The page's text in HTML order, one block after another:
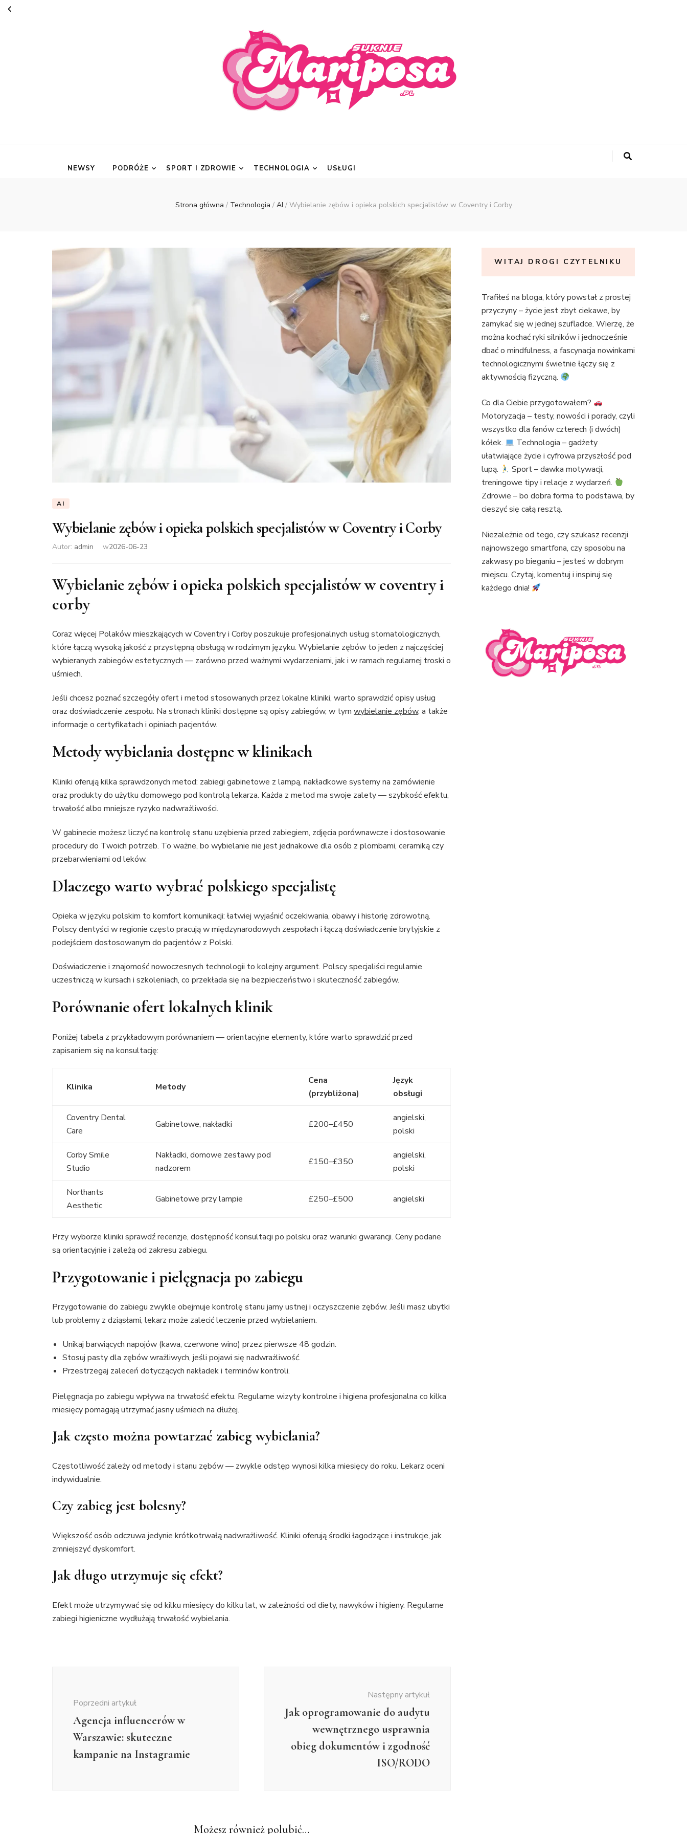
NEWSY PODRÓŻE SPORT I ZDROWIE TECHNOLOGIA USŁUGI
Strona główna / Technologia / AI / Wybielanie zębów i opieka polskich specjalistów w Coventry i Corby
AI
Wybielanie zębów i opieka polskich specjalistów w Coventry i Corby
Autor: admin w2026-06-23
Wybielanie zębów i opieka polskich specjalistów w coventry i
corby
Coraz więcej Polaków mieszkających w Coventry i Corby poszukuje profesjonalnych usług stomatologicznych,
które łączą wysoką jakość z przystępną obsługą w rodzimym języku. Wybielanie zębów to jeden z najczęściej
wybieranych zabiegów estetycznych — zarówno przed ważnymi wydarzeniami, jak i w ramach regularnej troski o
uśmiech.
Jeśli chcesz poznać szczegóły ofert i metod stosowanych przez lokalne kliniki, warto sprawdzić opisy usług
oraz doświadczenie zespołu. Na stronach kliniki dostępne są opisy zabiegów, w tym wybielanie zębów, a także
informacje o certyfikatach i opiniach pacjentów.
Metody wybielania dostępne w klinikach
Kliniki oferują kilka sprawdzonych metod: zabiegi gabinetowe z lampą, nakładkowe systemy na zamówienie
oraz produkty do użytku domowego pod kontrolą lekarza. Każda z metod ma swoje zalety — szybkość efektu,
trwałość albo mniejsze ryzyko nadwrażliwości.
W gabinecie możesz liczyć na kontrolę stanu uzębienia przed zabiegiem, zdjęcia porównawcze i dostosowanie
procedury do Twoich potrzeb. To ważne, bo wybielanie nie jest jednakowe dla osób z plombami, ceramiką czy
przebarwieniami od leków.
Dlaczego warto wybrać polskiego specjalistę
Opieka w języku polskim to komfort komunikacji: łatwiej wyjaśnić oczekiwania, obawy i historię zdrowotną.
Polscy dentyści w regionie często pracują w międzynarodowych zespołach i łączą doświadczenie brytyjskie z
podejściem dostosowanym do pacjentów z Polski.
Doświadczenie i znajomość nowoczesnych technologii to kolejny argument. Polscy specjaliści regularnie
uczestniczą w kursach i szkoleniach, co przekłada się na bezpieczeństwo i skuteczność zabiegów.
Porównanie ofert lokalnych klinik
Poniżej tabela z przykładowym porównaniem — orientacyjne elementy, które warto sprawdzić przed
zapisaniem się na konsultację:
Klinika Metody
Cena
(przybliżona)
Język
obsługi
Coventry Dental
Care
Gabinetowe, nakładki £200–£450
angielski,
polski
Corby Smile
Studio
Nakładki, domowe zestawy pod
nadzorem
£150–£350
angielski,
polski
Northants
Aesthetic
Gabinetowe przy lampie £250–£500 angielski
Przy wyborze kliniki sprawdź recenzje, dostępność konsultacji po polsku oraz warunki gwarancji. Ceny podane
są orientacyjnie i zależą od zakresu zabiegu.
Przygotowanie i pielęgnacja po zabiegu
Przygotowanie do zabiegu zwykle obejmuje kontrolę stanu jamy ustnej i oczyszczenie zębów. Jeśli masz ubytki
lub problemy z dziąsłami, lekarz może zalecić leczenie przed wybielaniem.
Unikaj barwiących napojów (kawa, czerwone wino) przez pierwsze 48 godzin.
Stosuj pasty dla zębów wrażliwych, jeśli pojawi się nadwrażliwość.
Przestrzegaj zaleceń dotyczących nakładek i terminów kontroli.
Pielęgnacja po zabiegu wpływa na trwałość efektu. Regularne wizyty kontrolne i higiena profesjonalna co kilka
miesięcy pomagają utrzymać jasny uśmiech na dłużej.
Jak często można powtarzać zabieg wybielania?
Częstotliwość zależy od metody i stanu zębów — zwykle odstęp wynosi kilka miesięcy do roku. Lekarz oceni
indywidualnie.
Czy zabieg jest bolesny?
Większość osób odczuwa jedynie krótkotrwałą nadwrażliwość. Kliniki oferują środki łagodzące i instrukcje, jak
zmniejszyć dyskomfort.
Jak długo utrzymuje się efekt?
Efekt może utrzymywać się od kilku miesięcy do kilku lat, w zależności od diety, nawyków i higieny. Regularne
zabiegi higieniczne wydłużają trwałość wybielania.
Poprzedni artykuł
Agencja influencerów w
Warszawie: skuteczne
kampanie na Instagramie
Następny artykuł
Jak oprogramowanie do audytu
wewnętrznego usprawnia
obieg dokumentów i zgodność
ISO/RODO
Możesz również polubić…
WITAJ DROGI CZYTELNIKU
Trafiłeś na bloga, który powstał z prostej
przyczyny – życie jest zbyt ciekawe, by
zamykać się w jednej szufladce. Wierzę, że
można kochać ryki silników i jednocześnie
dbać o mindfulness, a fascynacja nowinkami
technologicznymi świetnie łączy się z
aktywnością fizyczną.
Co dla Ciebie przygotowałem?
Motoryzacja – testy, nowości i porady, czyli
wszystko dla fanów czterech (i dwóch)
kółek.
Technologia – gadżety
ułatwiające życie i cyfrowa przyszłość pod
lupą.
Sport – dawka motywacji,
treningowe tipy i relacje z wydarzeń.
Zdrowie – bo dobra forma to podstawa, by
cieszyć się całą resztą.
Niezależnie od tego, czy szukasz recenzji
najnowszego smartfona, czy sposobu na
zakwasy po bieganiu – jesteś w dobrym
miejscu. Czytaj, komentuj i inspiruj się
każdego dnia!